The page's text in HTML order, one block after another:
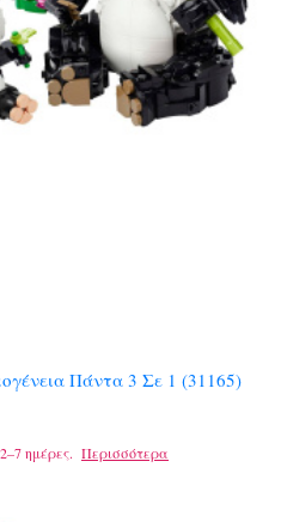
Πάντα 3 Σε 1 (31165)
ημέρες. Περισσότερα